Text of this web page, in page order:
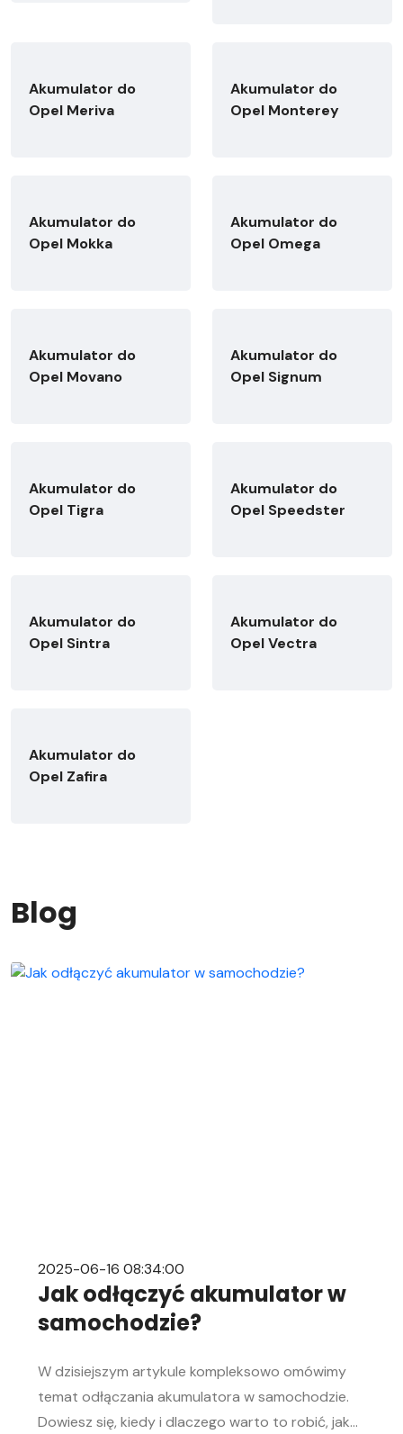
Akumulator do
Opel Meriva
Akumulator do
Opel Monterey
Akumulator do
Opel Mokka
Akumulator do
Opel Omega
Akumulator do
Opel Movano
Akumulator do
Opel Signum
Akumulator do
Opel Tigra
Akumulator do
Opel Speedster
Akumulator do
Opel Sintra
Akumulator do
Opel Vectra
Akumulator do
Opel Zafira
Blog
2025-06-16 08:34:00
Jak odłączyć akumulator w
samochodzie?
W dzisiejszym artykule kompleksowo omówimy
temat odłączania akumulatora w samochodzie.
Dowiesz się, kiedy i dlaczego warto to robić, jak